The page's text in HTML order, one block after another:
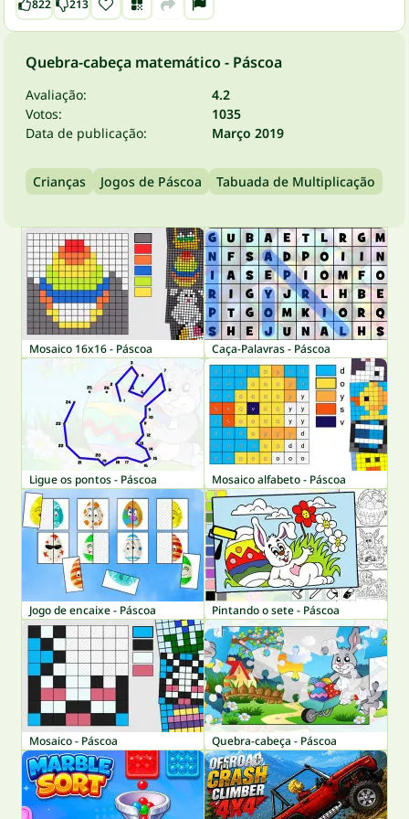
822 213
Quebra-cabeça matemático - Páscoa
Avaliação:
4.2
Votos:
1035
Data de publicação:
Março 2019
Crianças Jogos de Páscoa Tabuada de Multiplicação
Mosaico 16x16 - Páscoa Caça-Palavras - Páscoa
Ligue os pontos - Páscoa Mosaico alfabeto - Páscoa
Jogo de encaixe - Páscoa Pintando o sete - Páscoa
Mosaico - Páscoa Quebra-cabeça - Páscoa